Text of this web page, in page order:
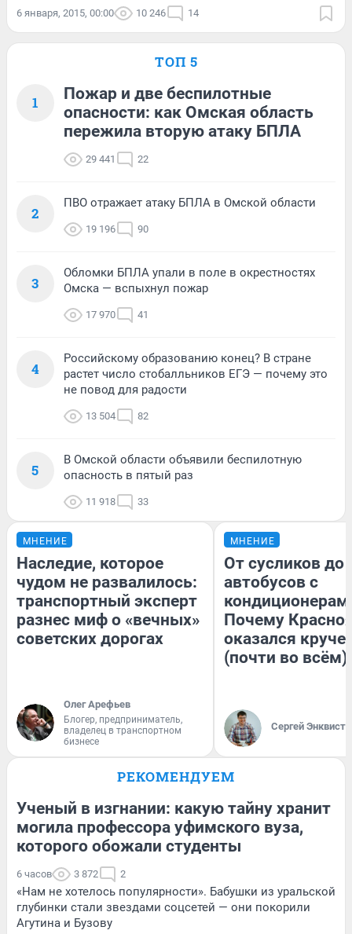
6 января, 2015, 00:00 10 246 14
ТОП 5
1
Пожар и две беспилотные
опасности: как Омская область
пережила вторую атаку БПЛА
29 441 22
2
ПВО отражает атаку БПЛА в Омской области
19 196 90
3
Обломки БПЛА упали в поле в окрестностях
Омска — вспыхнул пожар
17 970 41
4
Российскому образованию конец? В стране
растет число стобалльников ЕГЭ — почему это
не повод для радости
13 504 82
5
В Омской области объявили беспилотную
опасность в пятый раз
11 918 33
МНЕНИЕ
Наследие, которое
чудом не развалилось:
транспортный эксперт
разнес миф о «вечных»
советских дорогах
Олег Арефьев
Блогер, предприниматель,
владелец в транспортном
бизнесе
МНЕНИЕ
От сусликов до
автобусов с
Почему
оказался
(почти во всём)
Сергей Энквист
РЕКОМЕНДУЕМ
Ученый в изгнании: какую тайну хранит
могила профессора уфимского вуза,
которого обожали студенты
6 часов 3 872 2
«Нам не хотелось популярности». Бабушки из уральской
глубинки стали звездами соцсетей — они покорили
Агутина и Бузову